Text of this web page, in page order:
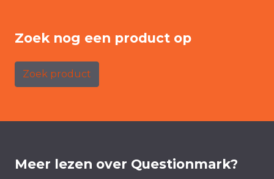
Zoek nog een product op
Zoek product
Meer lezen over Questionmark?